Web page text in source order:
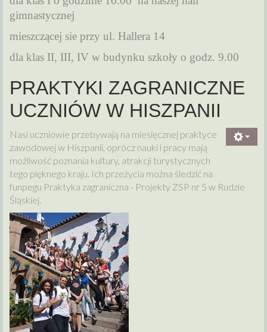
gimnastycznej
mieszczącej sie przy ul. Hallera 14
dla klas II, III, IV w budynku szkoły o godz. 9.00
PRAKTYKI ZAGRANICZNE
UCZNIÓW W HISZPANII
Nasi uczniowie przebywają na miesięcznej praktyce
zawodowej w Hiszpanii, oprócz nauki i pracy mają
możliwość poznania kultury, atrakcji turystycznych
tego pięknego kraju. Ich przeżycia można śledzić na
funpegu Praktyka zagraniczna - Projekty ZSP nr 5 w Rudzie
Śląskiej.